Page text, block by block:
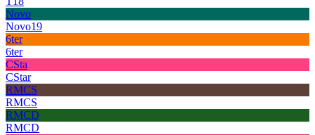
Novo
Novo19
6ter
6ter
CSta
CStar
RMCS
RMCS
RMCD
RMCD